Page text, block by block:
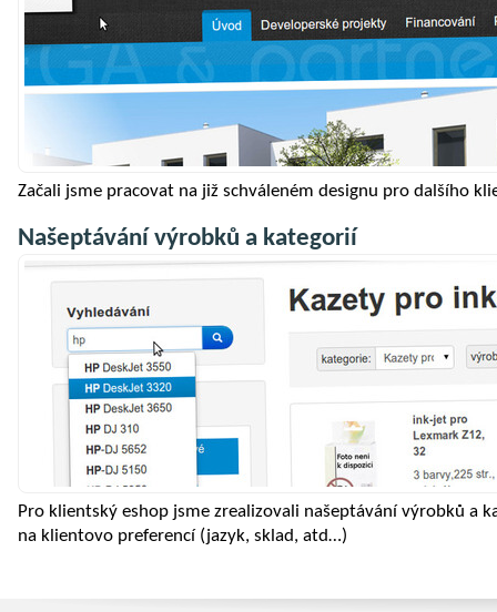
Začali jsme pracovat na již schváleném designu pro dalšího
Našeptávání výrobků a kategorií
Pro klientský eshop jsme zrealizovali našeptávání výrobků a
na klientovo preferencí (jazyk, sklad, atd…)